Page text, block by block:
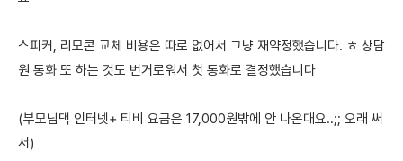
스피커, 리모콘 교체 비용은 따로 없어서 그냥 재약정했습니다. ㅎ 상담
원 통화 또 하는 것도 번거로워서 첫 통화로 결정했습니다
(부모님댁 인터넷+ 티비 요금은 17,000원밖에 안 나온대요..;; 오래 써
서)